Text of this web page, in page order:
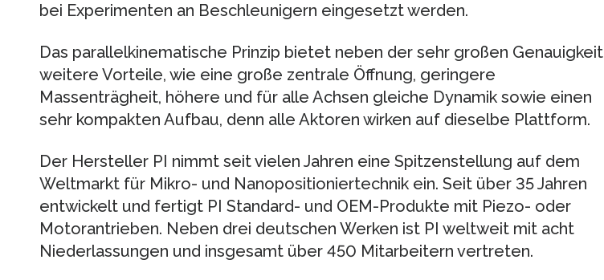
bei Experimenten an Beschleunigern eingesetzt werden.
Das parallelkinematische Prinzip bietet neben der sehr großen Genauigkeit
weitere Vorteile, wie eine große zentrale Öffnung, geringere
Massenträgheit, höhere und für alle Achsen gleiche Dynamik sowie einen
sehr kompakten Aufbau, denn alle Aktoren wirken auf dieselbe Plattform.
Der Hersteller PI nimmt seit vielen Jahren eine Spitzenstellung auf dem
Weltmarkt für Mikro- und Nanopositioniertechnik ein. Seit über 35 Jahren
entwickelt und fertigt PI Standard- und OEM-Produkte mit Piezo- oder
Motorantrieben. Neben drei deutschen Werken ist PI weltweit mit acht
Niederlassungen und insgesamt über 450 Mitarbeitern vertreten.